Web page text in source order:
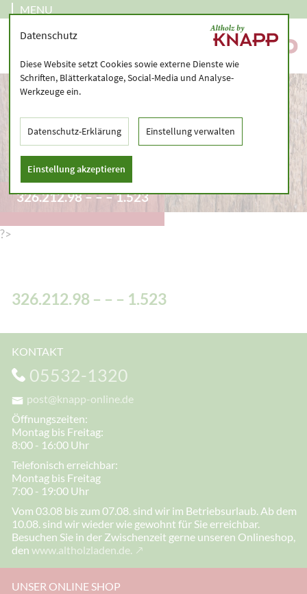
MENU
326.212.98 – – – 1.523
?>
326.212.98 – – – 1.523
KONTAKT
05532-1320
post@knapp-online.de
Öffnungszeiten:
Montag bis Freitag:
8:00 - 16:00 Uhr
Telefonisch erreichbar:
Montag bis Freitag
7:00 - 19:00 Uhr
Vom 03.08 bis zum 07.08. sind wir im Betriebsurlaub. Ab dem
10.08. sind wir wieder wie gewohnt für Sie erreichbar.
Besuchen Sie in der Zwischenzeit gerne unseren Onlineshop,
den www.altholzladen.de.
UNSER ONLINE SHOP
Datenschutz
Diese Website setzt Cookies sowie externe Dienste wie
Schriften, Blätterkataloge, Social-Media und Analyse-
Werkzeuge ein.
Datenschutz-Erklärung Einstellung verwalten
Einstellung akzeptieren